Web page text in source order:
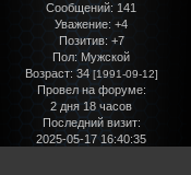
Сообщений: 141
Уважение: +4
Позитив: +7
Пол: Мужской
Возраст: 34 [1991-09-12]
Провел на форуме:
2 дня 18 часов
Последний визит:
2025-05-17 16:40:35